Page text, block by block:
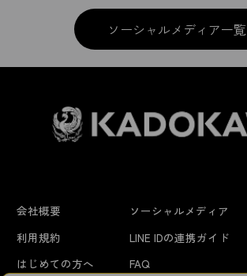
ソーシャルメディア一覧
会社概要
利用規約
はじめての方へ
ソーシャルメディア
LINE IDの連携ガイド
FAQ